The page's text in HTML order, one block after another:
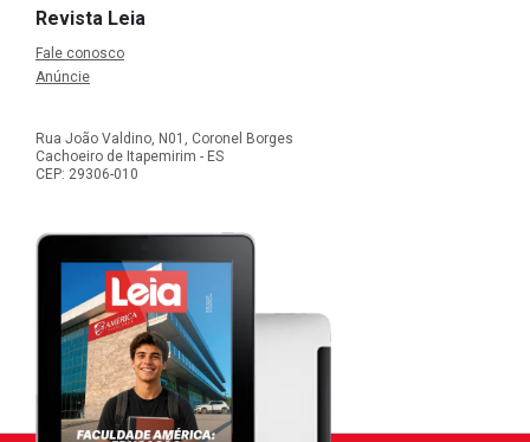
Revista Leia
Fale conosco
Anúncie
Rua João Valdino, N01, Coronel Borges
Cachoeiro de Itapemirim - ES
CEP: 29306-010